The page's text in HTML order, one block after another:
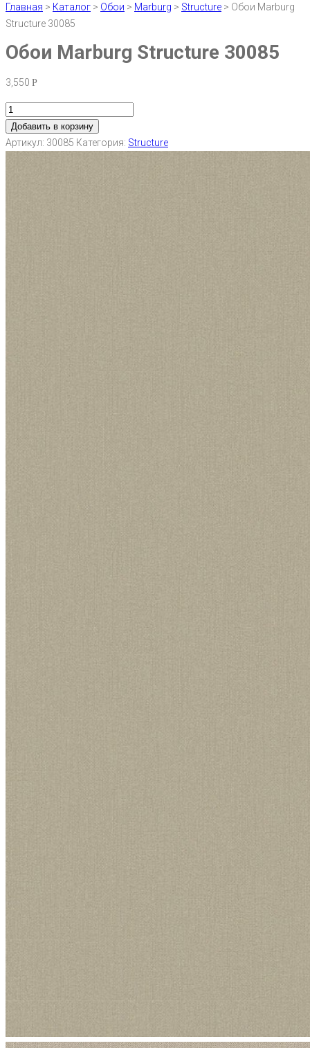
Главная > Каталог > Обои > Marburg > Structure > Обои Marburg
Structure 30085
Обои Marburg Structure 30085
3,550 Р
Добавить в корзину
Артикул: 30085 Категория: Structure